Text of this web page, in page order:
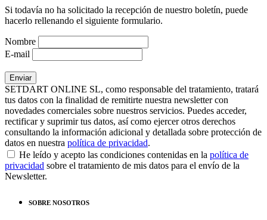
Si todavía no ha solicitado la recepción de nuestro boletín, puede
hacerlo rellenando el siguiente formulario.
Nombre
E-mail
SETDART ONLINE SL, como responsable del tratamiento, tratará
tus datos con la finalidad de remitirte nuestra newsletter con
novedades comerciales sobre nuestros servicios. Puedes acceder,
rectificar y suprimir tus datos, así como ejercer otros derechos
consultando la información adicional y detallada sobre protección de
datos en nuestra política de privacidad.
He leído y acepto las condiciones contenidas en la política de
privacidad sobre el tratamiento de mis datos para el envío de la
Newsletter.
SOBRE NOSOTROS